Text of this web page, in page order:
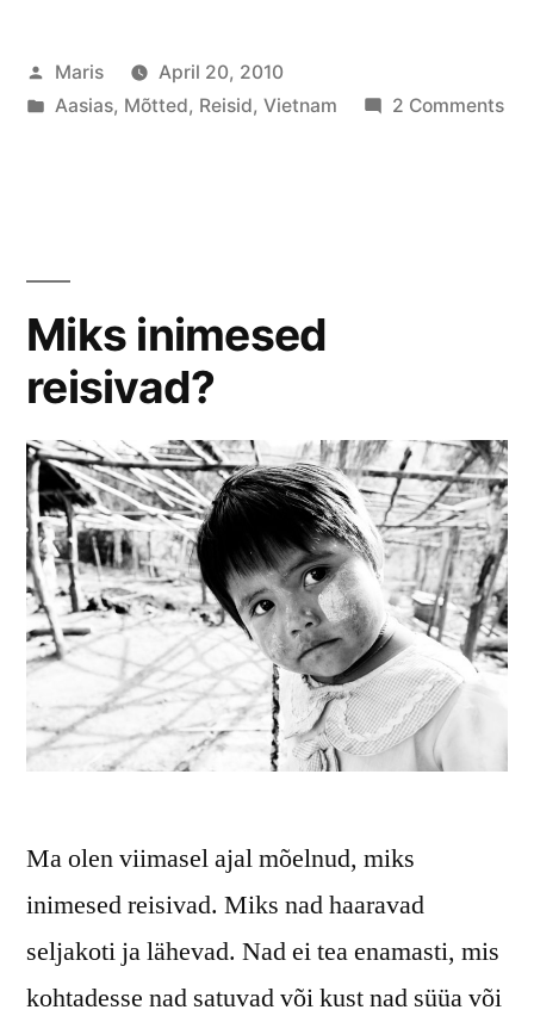
Posted
by
Maris
April 20, 2010
Posted
Aasias, Mõtted, Reisid, Vietnam 2 Commentson
Miks inimesed
reisivad?
Ma olen viimasel ajal mõelnud, miks
inimesed reisivad. Miks nad haaravad
seljakoti ja lähevad. Nad ei tea enamasti, mis
kohtadesse nad satuvad või kust nad süüa või